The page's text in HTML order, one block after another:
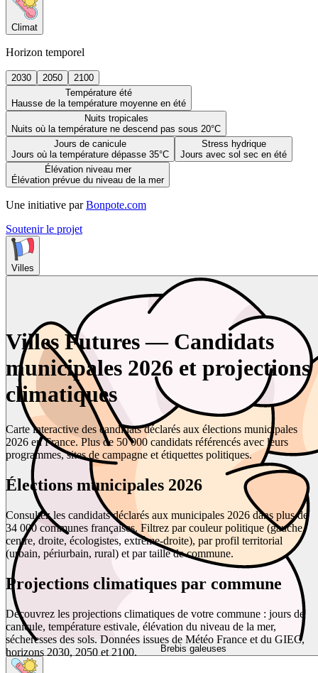
Climat
Horizon temporel
2030 2050
2100
Température été
Hausse de la température moyenne en été
Nuits tropicales
Nuits où la température ne descend pas sous 20°C
Jours de canicule
Jours où la température dépasse 35°C
Stress hydrique
Jours avec sol sec en été
Élévation niveau mer
Élévation prévue du niveau de la mer
Une initiative par Bonpote.com
Soutenir le projet
Villes
Brebis galeuses
Villes Futures — Candidats
municipales 2026 et projections
climatiques
Carte interactive des candidats déclarés aux élections municipales
2026 en France. Plus de 50 000 candidats référencés avec leurs
programmes, sites de campagne et étiquettes politiques.
Élections municipales 2026
Consultez les candidats déclarés aux municipales 2026 dans plus de
34 000 communes françaises. Filtrez par couleur politique (gauche,
centre, droite, écologistes, extrême-droite), par profil territorial
(urbain, périurbain, rural) et par taille de commune.
Projections climatiques par commune
Découvrez les projections climatiques de votre commune : jours de
canicule, température estivale, élévation du niveau de la mer,
sécheresses des sols. Données issues de Météo France et du GIEC,
horizons 2030, 2050 et 2100.